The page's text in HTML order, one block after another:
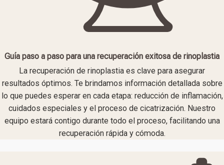
Guía paso a paso para una recuperación exitosa de rinoplastia
La recuperación de rinoplastia es clave para asegurar
resultados óptimos. Te brindamos información detallada sobre
lo que puedes esperar en cada etapa: reducción de inflamación,
cuidados especiales y el proceso de cicatrización. Nuestro
equipo estará contigo durante todo el proceso, facilitando una
recuperación rápida y cómoda.